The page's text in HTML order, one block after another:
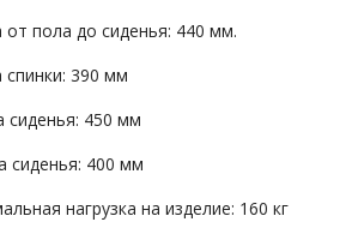
пола до сиденья: 440 мм.
390 мм
сиденья: 450 мм
сиденья: 400 мм
нагрузка на изделие: 160 кг